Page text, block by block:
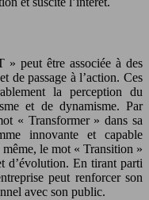
peut être associée à des
de passage à l’action. Ces
la perception du
et de dynamisme. Par
« Transformer » dans sa
innovante et capable
le mot « Transition »
d’évolution. En tirant parti
peut renforcer son
avec son public.